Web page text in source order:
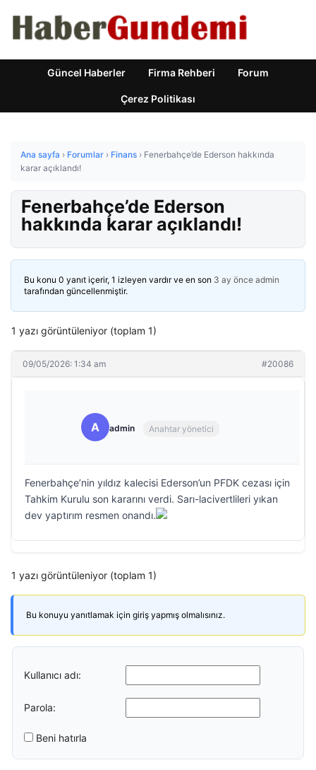
Güncel Haberler Firma Rehberi Forum
Çerez Politikası
Ana sayfa › Forumlar › Finans › Fenerbahçe’de Ederson hakkında
karar açıklandı!
Fenerbahçe’de Ederson
hakkında karar açıklandı!
Bu konu 0 yanıt içerir, 1 izleyen vardır ve en son 3 ay önce admin
tarafından güncellenmiştir.
1 yazı görüntüleniyor (toplam 1)
09/05/2026: 1:34 am #20086
A admin Anahtar yönetici
Fenerbahçe’nin yıldız kalecisi Ederson’un PFDK cezası için
Tahkim Kurulu son kararını verdi. Sarı-lacivertlileri yıkan
dev yaptırım resmen onandı.
1 yazı görüntüleniyor (toplam 1)
Bu konuyu yanıtlamak için giriş yapmış olmalısınız.
Kullanıcı adı:
Parola:
Beni hatırla